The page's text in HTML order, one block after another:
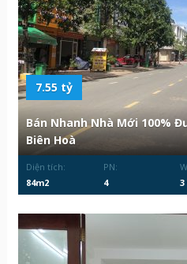
7.55 tỷ
Bán Nhanh Nhà Mới 100%
Biên Hoà
Diện tích:
84m2
PN:
4
3